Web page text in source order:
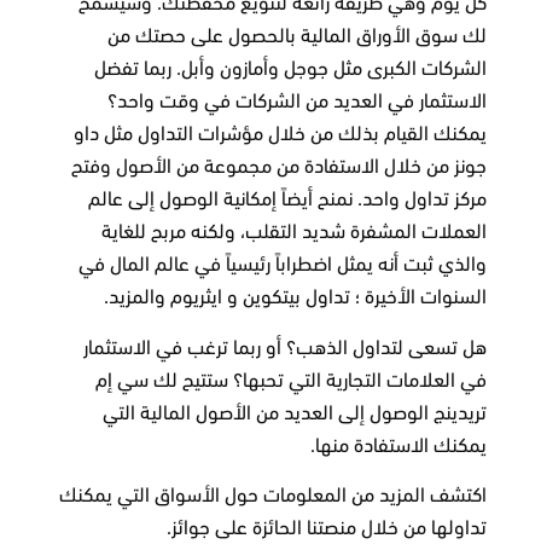
كل يوم وهي طريقة رائعة لتنويع محفظتك. وسيسمح
لك سوق الأوراق المالية بالحصول على حصتك من
الشركات الكبرى مثل جوجل وأمازون وأبل. ربما تفضل
الاستثمار في العديد من الشركات في وقت واحد؟
يمكنك القيام بذلك من خلال مؤشرات التداول مثل داو
جونز من خلال الاستفادة من مجموعة من الأصول وفتح
مركز تداول واحد. نمنح أيضاً إمكانية الوصول إلى عالم
العملات المشفرة شديد التقلب، ولكنه مربح للغاية
والذي ثبت أنه يمثل اضطراباً رئيسياً في عالم المال في
السنوات الأخيرة ؛ تداول بيتكوين و ايثريوم والمزيد.
هل تسعى لتداول الذهب؟ أو ربما ترغب في الاستثمار
في العلامات التجارية التي تحبها؟ ستتيح لك سي إم
تريدينج الوصول إلى العديد من الأصول المالية التي
يمكنك الاستفادة منها.
اكتشف المزيد من المعلومات حول الأسواق التي يمكنك
تداولها من خلال منصتنا الحائزة على جوائز.